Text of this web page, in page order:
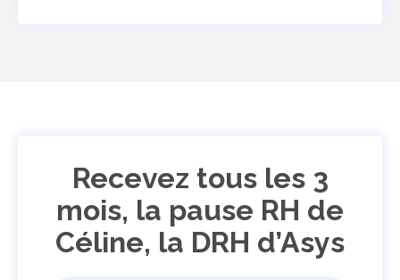
Recevez tous les 3
mois, la pause RH de
Céline, la DRH d’Asys